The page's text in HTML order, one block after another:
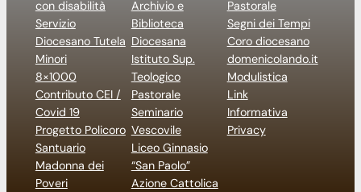
con disabilità
Servizio
Diocesano Tutela
Minori
8×1000
Contributo CEI /
Covid 19
Progetto Policoro
Santuario
Madonna dei
Poveri
Archivio e
Biblioteca
Diocesana
Istituto Sup.
Teologico
Pastorale
Seminario
Vescovile
Liceo Ginnasio
“San Paolo”
Azione Cattolica
Pastorale
Segni dei Tempi
Coro diocesano
domenicolando.it
Modulistica
Link
Informativa
Privacy